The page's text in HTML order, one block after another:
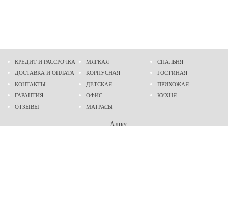
КРЕДИТ И РАССРОЧКА
ДОСТАВКА И ОПЛАТА
КОНТАКТЫ
ГАРАНТИЯ
ОТЗЫВЫ
МЯГКАЯ
КОРПУСНАЯ
ДЕТСКАЯ
ОФИС
МАТРАСЫ
СПАЛЬНЯ
ГОСТИНАЯ
ПРИХОЖАЯ
КУХНЯ
Адрес